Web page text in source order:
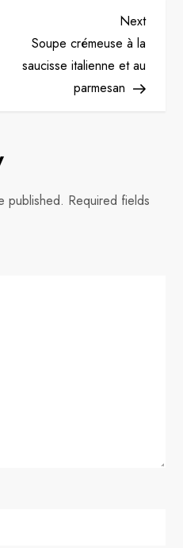
Next
Post
Next
Soupe crémeuse à la
saucisse italienne et au
parmesan
published. Required fields